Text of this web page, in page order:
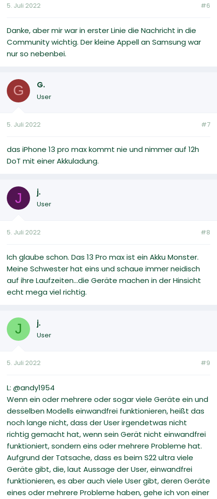
5. Juli 2022 #6
Danke, aber mir war in erster Linie die Nachricht in die
Community wichtig. Der kleine Appell an Samsung war
nur so nebenbei.
G G.
User
5. Juli 2022 #7
das iPhone 13 pro max kommt nie und nimmer auf 12h
DoT mit einer Akkuladung.
J j.
User
5. Juli 2022 #8
Ich glaube schon. Das 13 Pro max ist ein Akku Monster.
Meine Schwester hat eins und schaue immer neidisch
auf ihre Laufzeiten...die Geräte machen in der Hinsicht
echt mega viel richtig.
J j.
User
5. Juli 2022 #9
L: @andy1954
Wenn ein oder mehrere oder sogar viele Geräte ein und
desselben Modells einwandfrei funktionieren, heißt das
noch lange nicht, dass der User irgendetwas nicht
richtig gemacht hat, wenn sein Gerät nicht einwandfrei
funktioniert, sondern eins oder mehrere Probleme hat.
Aufgrund der Tatsache, dass es beim S22 ultra viele
Geräte gibt, die, laut Aussage der User, einwandfrei
funktionieren, es aber auch viele User gibt, deren Geräte
eines oder mehrere Probleme haben, gehe ich von einer